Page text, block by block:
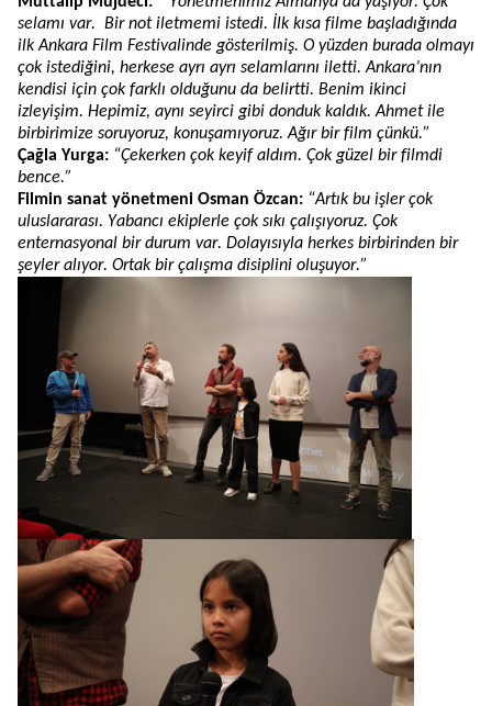
selamı var. Bir not iletmemi istedi. İlk kısa filme başladığında
ilk Ankara Film Festivalinde gösterilmiş. O yüzden burada olmayı
çok istediğini, herkese ayrı ayrı selamlarını iletti. Ankara’nın
kendisi için çok farklı olduğunu da belirtti. Benim ikinci
izleyişim. Hepimiz, aynı seyirci gibi donduk kaldık. Ahmet ile
birbirimize soruyoruz, konuşamıyoruz. Ağır bir film çünkü.”
Çağla Yurga: “Çekerken çok keyif aldım. Çok güzel bir filmdi
bence.”
Filmin sanat yönetmeni Osman Özcan: “Artık bu işler çok
uluslararası. Yabancı ekiplerle çok sıkı çalışıyoruz. Çok
enternasyonal bir durum var. Dolayısıyla herkes birbirinden bir
şeyler alıyor. Ortak bir çalışma disiplini oluşuyor.”